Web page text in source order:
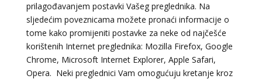
prilagođavanjem postavki Vašeg preglednika. Na
sljedećim poveznicama možete pronaći informacije o
tome kako promijeniti postavke za neke od najčešće
korištenih Internet preglednika: Mozilla Firefox, Google
Chrome, Microsoft Internet Explorer, Apple Safari,
Opera. Neki preglednici Vam omogućuju kretanje kroz